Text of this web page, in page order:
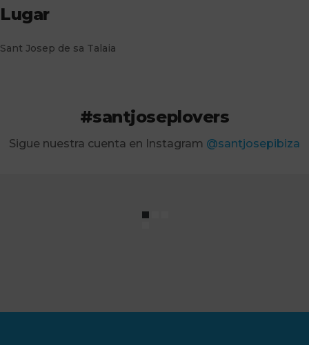
Lugar
Sant Josep de sa Talaia
#santjoseplovers
Sigue nuestra cuenta en Instagram @santjosepibiza